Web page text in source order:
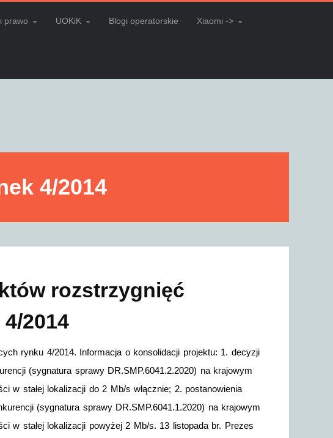
prawo UOKiK Blogi operatorskie Xiaomi ->
4/2014
rozstrzygnięć
2014
rynku 4/2014. Informacja o konsolidacji projektu: 1. decyzji
(sygnatura sprawy DR.SMP.6041.2.2020) na krajowym
w stałej lokalizacji do 2 Mb/s włącznie; 2. postanowienia
(sygnatura sprawy DR.SMP.6041.1.2020) na krajowym
w stałej lokalizacji powyżej 2 Mb/s. 13 listopada br. Prezes